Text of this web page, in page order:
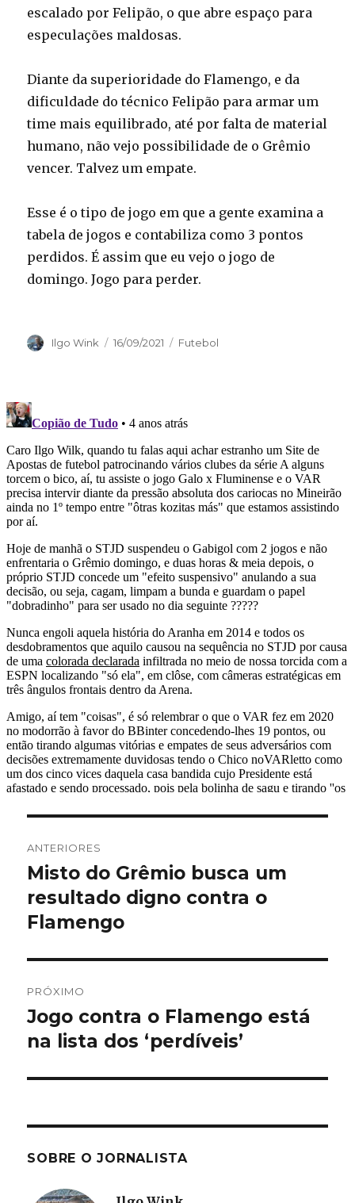
escalado por Felipão, o que abre espaço para
especulações maldosas.
Diante da superioridade do Flamengo, e da
dificuldade do técnico Felipão para armar um
time mais equilibrado, até por falta de material
humano, não vejo possibilidade de o Grêmio
vencer. Talvez um empate.
Esse é o tipo de jogo em que a gente examina a
tabela de jogos e contabiliza como 3 pontos
perdidos. É assim que eu vejo o jogo de
domingo. Jogo para perder.
Autor
Ilgo Wink
Publicado
16/09/2021 Categorias
Futebol
de
Post
ANTERIORES
Post
anterior:
Misto do Grêmio busca um
resultado digno contra o
Flamengo
PRÓXIMO
Próximo
post:
Jogo contra o Flamengo está
na lista dos ‘perdíveis’
SOBRE O JORNALISTA